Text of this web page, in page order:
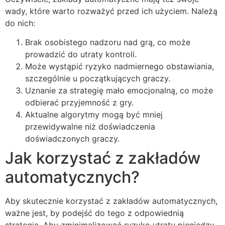
wady, które warto rozważyć przed ich użyciem. Należą
do nich:
Brak osobistego nadzoru nad grą, co może
prowadzić do utraty kontroli.
Może wystąpić ryzyko nadmiernego obstawiania,
szczególnie u początkujących graczy.
Uznanie za strategię mało emocjonalną, co może
odbierać przyjemność z gry.
Aktualne algorytmy mogą być mniej
przewidywalne niż doświadczenia
doświadczonych graczy.
Jak korzystać z zakładów
automatycznych?
Aby skutecznie korzystać z zakładów automatycznych,
ważne jest, by podejść do tego z odpowiednią